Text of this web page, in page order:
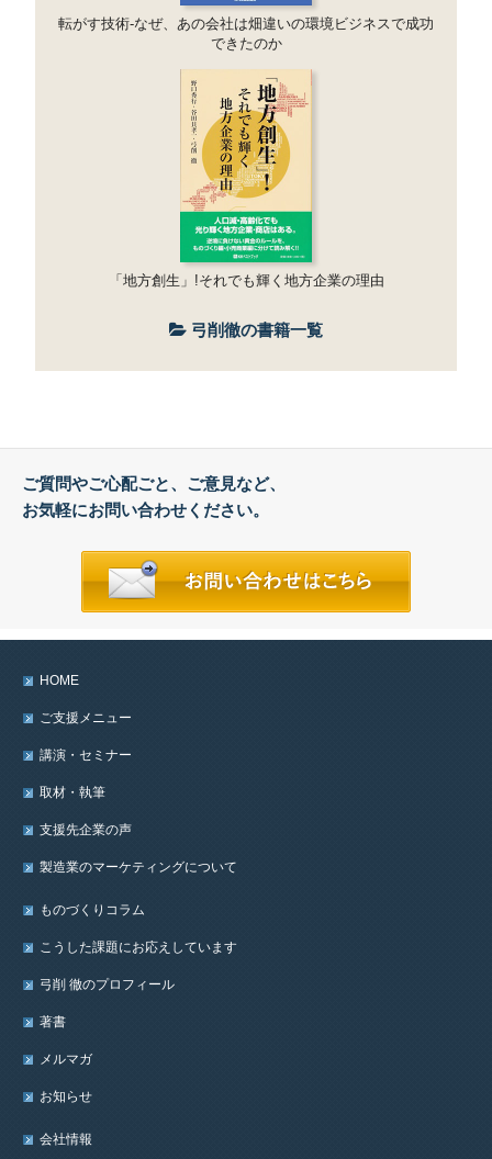
転がす技術-なぜ、あの会社は畑違いの環境ビジネスで成功
できたのか
「地方創生」!それでも輝く地方企業の理由
弓削徹の書籍一覧
ご質問やご心配ごと、ご意見など、
お気軽にお問い合わせください。
HOME
ご支援メニュー
講演・セミナー
取材・執筆
支援先企業の声
製造業のマーケティングについて
ものづくりコラム
こうした課題にお応えしています
弓削 徹のプロフィール
著書
メルマガ
お知らせ
会社情報